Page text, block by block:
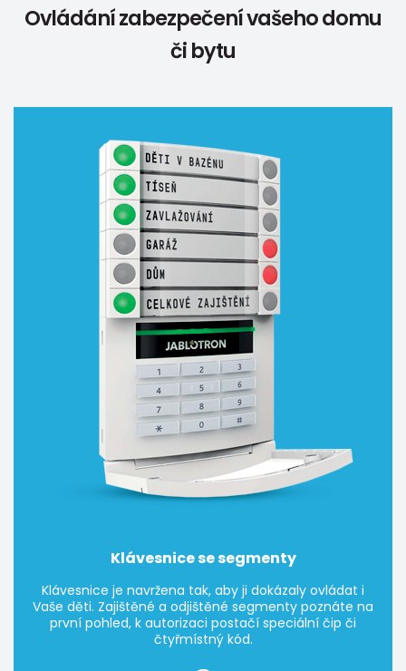
Ovládání zabezpečení vašeho domu
či bytu
Klávesnice se segmenty
Klávesnice je navržena tak, aby ji dokázaly ovládat i
Vaše děti. Zajištěné a odjištěné segmenty poznáte na
první pohled, k autorizaci postačí speciální čip či
čtyřmístný kód.